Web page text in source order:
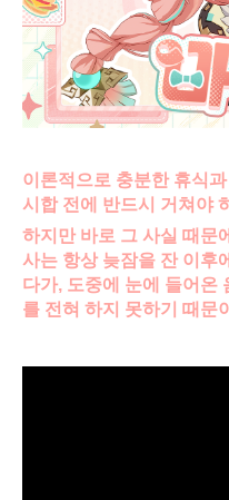
이론적으로 충분한 휴식
시합 전에 반드시 거쳐야
하지만 바로 그 사실 때문
사는 항상 늦잠을 잔 이후
다가, 도중에 눈에 들어온
를 전혀 하지 못하기 때문